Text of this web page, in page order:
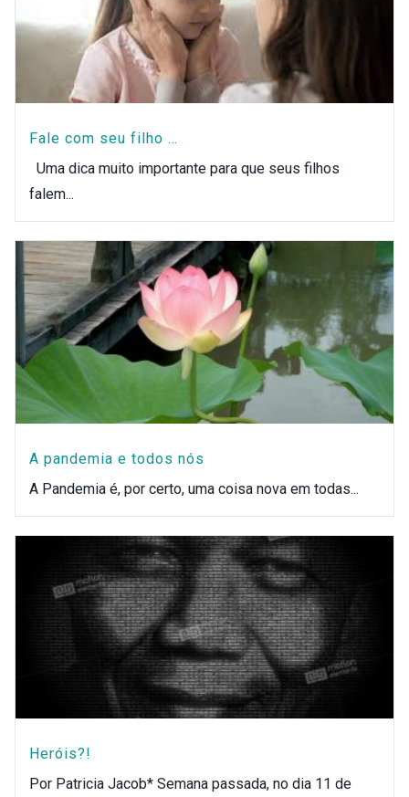
Fale com seu filho …
Uma dica muito importante para que seus filhos
falem...
A pandemia e todos nós
A Pandemia é, por certo, uma coisa nova em todas...
Heróis?!
Por Patricia Jacob* Semana passada, no dia 11 de